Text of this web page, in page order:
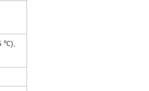
℃),